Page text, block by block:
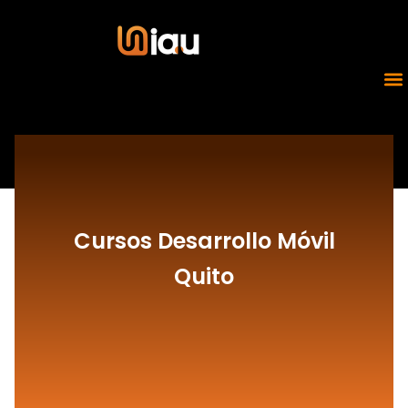
Cursos Desarrollo Móvil
Quito